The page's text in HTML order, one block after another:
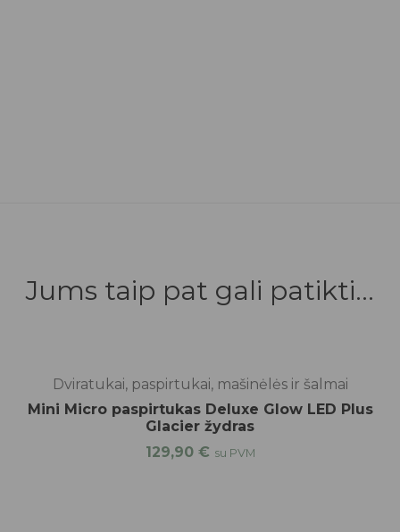
Jums taip pat gali patikti...
išankstinis užsakymas
Dviratukai, paspirtukai, mašinėlės ir šalmai
Mini Micro paspirtukas Deluxe Glow LED Plus
Glacier žydras
129,90 € su PVM